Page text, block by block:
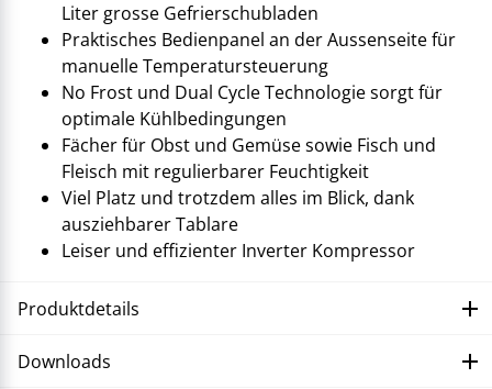
Liter grosse Gefrierschubladen
Praktisches Bedienpanel an der Aussenseite für
manuelle Temperatursteuerung
No Frost und Dual Cycle Technologie sorgt für
optimale Kühlbedingungen
Fächer für Obst und Gemüse sowie Fisch und
Fleisch mit regulierbarer Feuchtigkeit
Viel Platz und trotzdem alles im Blick, dank
ausziehbarer Tablare
Leiser und effizienter Inverter Kompressor
Produktdetails
Downloads